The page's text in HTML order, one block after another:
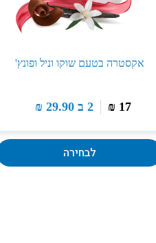
אקסטרה בטעם שוקו וניל ופונץ'
₪ 17 2 ב ₪ 29.90
לבחירה